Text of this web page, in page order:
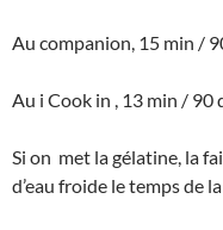
Au companion, 15 min /
Au i Cook in , 13 min / 90
Si on met la gélatine, la
d’eau froide le temps de